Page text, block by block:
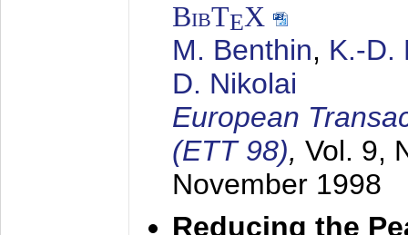
BibTEX
M. Benthin, K.-D.
D. Nikolai
European
(ETT 98), Vol. 9,
November 1998
Reducing the